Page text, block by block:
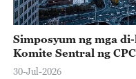
Simposyum ng mga
Komite Sentral ng CPC
30-Jul-2026